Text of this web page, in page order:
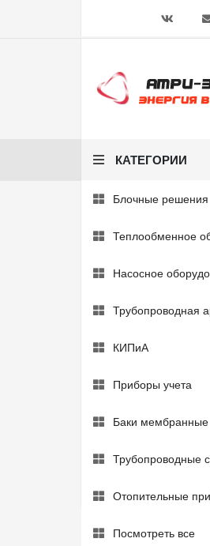
КАТЕГОРИИ
Блочные решения
Теплообменное
Насосное
Трубопроводная
КИПиА
Приборы учета
Баки мембранные
Трубопроводные
Отопительные
Посмотреть все
Производитель
незаменяемая
заменяемая
Номинальный
Диаметр
Тип присоединения
PN